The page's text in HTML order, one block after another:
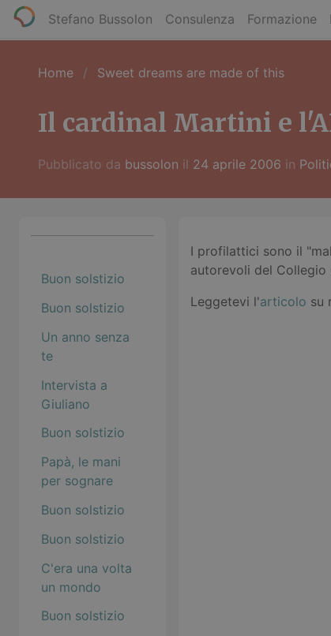
Stefano Bussolon Consulenza Formazione
Home Sweet dreams are made of this
Il cardinal Martini e
Pubblicato da bussolon il 24 aprile 2006 in
Buon solstizio
Buon solstizio
Un anno senza
te
Intervista a
Giuliano
Buon solstizio
Papà, le mani
per sognare
Buon solstizio
Buon solstizio
C'era una volta
un mondo
Buon solstizio
I profilattici sono il
autorevoli del Collegio
Leggetevi l'articolo su